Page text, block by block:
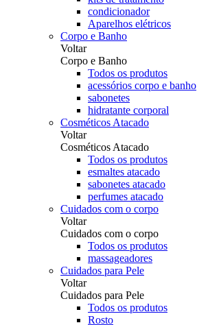
condicionador
Aparelhos elétricos
Corpo e Banho
Voltar
Corpo e Banho
Todos os produtos
acessórios corpo e banho
sabonetes
hidratante corporal
Cosméticos Atacado
Voltar
Cosméticos Atacado
Todos os produtos
esmaltes atacado
sabonetes atacado
perfumes atacado
Cuidados com o corpo
Voltar
Cuidados com o corpo
Todos os produtos
massageadores
Cuidados para Pele
Voltar
Cuidados para Pele
Todos os produtos
Rosto